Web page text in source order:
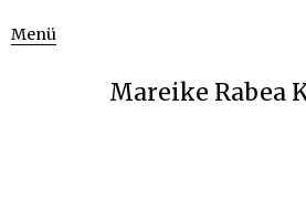
Menü
Mareike Rabea